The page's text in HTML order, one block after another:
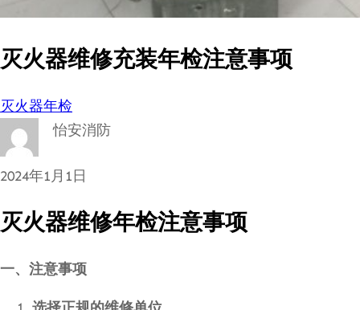
灭火器维修充装年检注意事项
灭火器年检
怡安消防
2024年1月1日
灭火器维修年检注意事项
一、注意事项